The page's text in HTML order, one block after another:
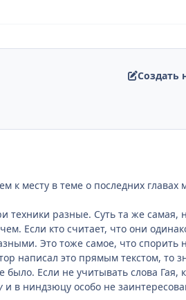
обзор темы
Создать
к месту в теме о последних главах
техники разные. Суть та же самая,
Если кто считает, что они
Это тоже самое, что спорить
написал это прямым текстом, то
Если не учитывать слова
и в ниндзюцу особо не